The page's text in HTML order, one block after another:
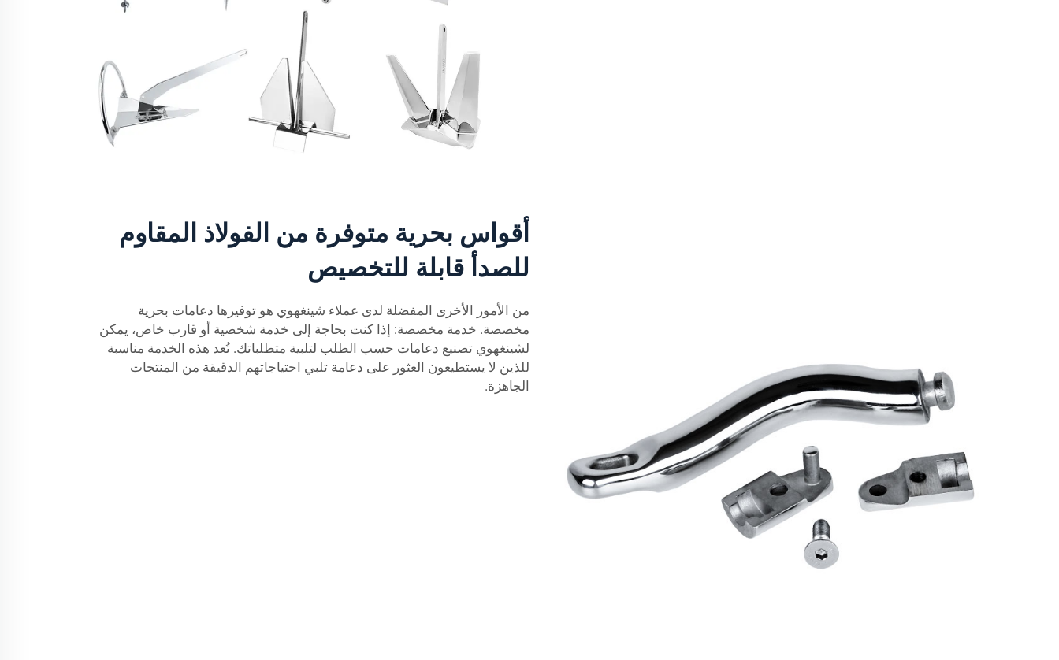
أقواس بحرية متوفرة من الفولاذ المقاوم
للصدأ قابلة للتخصيص
من الأمور الأخرى المفضلة لدى عملاء شينغهوي هو توفيرها دعامات بحرية
مخصصة. خدمة مخصصة: إذا كنت بحاجة إلى خدمة شخصية أو قارب خاص، يمكن
لشينغهوي تصنيع دعامات حسب الطلب لتلبية متطلباتك. تُعد هذه الخدمة مناسبة
للذين لا يستطيعون العثور على دعامة تلبي احتياجاتهم الدقيقة من المنتجات
الجاهزة.